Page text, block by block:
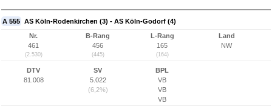
A 555 AS Köln-Rodenkirchen (3) - AS Köln-Godorf (4)
Nr.
461
(2.530)
B-Rang
456
(445)
L-Rang
165
(164)
Land
NW
DTV
81.008
SV
5.022
(6,2%)
BPL
VB
VB
VB